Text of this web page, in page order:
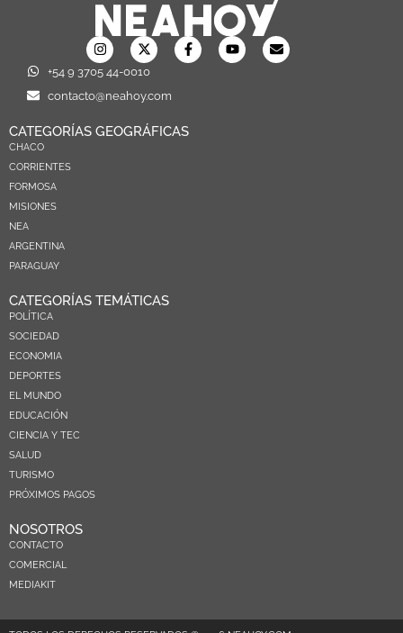
+54 9 3705 44-0010
contacto@neahoy.com
CATEGORÍAS GEOGRÁFICAS
CHACO
CORRIENTES
FORMOSA
MISIONES
NEA
ARGENTINA
PARAGUAY
CATEGORÍAS TEMÁTICAS
POLÍTICA
SOCIEDAD
ECONOMIA
DEPORTES
EL MUNDO
EDUCACIÓN
CIENCIA Y TEC
SALUD
TURISMO
PRÓXIMOS PAGOS
NOSOTROS
CONTACTO
COMERCIAL
MEDIAKIT